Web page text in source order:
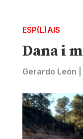
ESP(L)AIS
Dana i
Gerardo León